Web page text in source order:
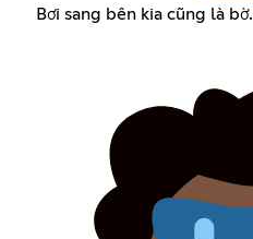
Bơi sang bên kia cũng là bờ.